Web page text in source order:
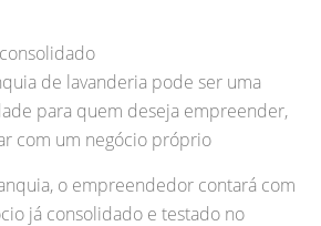
de lavanderia pode ser uma
para quem deseja empreender,
com um negócio próprio
o empreendedor contará com
já consolidado e testado no